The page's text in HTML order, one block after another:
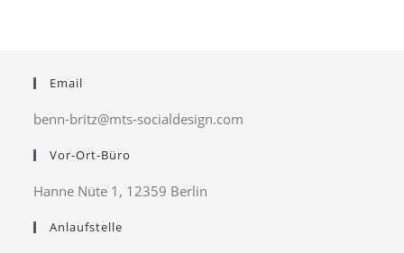
Email
benn-britz@mts-socialdesign.com
Vor-Ort-Büro
Hanne Nüte 1, 12359 Berlin
Anlaufstelle